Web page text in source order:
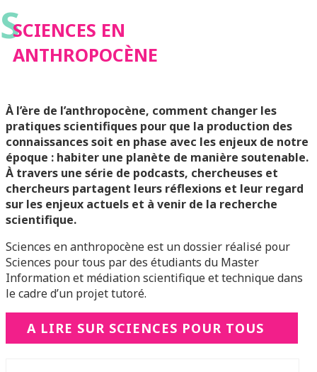
SSCIENCES EN
ANTHROPOCÈNE
À l’ère de l’anthropocène, comment changer les
pratiques scientifiques pour que la production des
connaissances soit en phase avec les enjeux de notre
époque : habiter une planète de manière soutenable.
À travers une série de podcasts, chercheuses et
chercheurs partagent leurs réflexions et leur regard
sur les enjeux actuels et à venir de la recherche
scientifique.
Sciences en anthropocène est un dossier réalisé pour
Sciences pour tous par des étudiants du Master
Information et médiation scientifique et technique dans
le cadre d’un projet tutoré.
A LIRE SUR SCIENCES POUR TOUS